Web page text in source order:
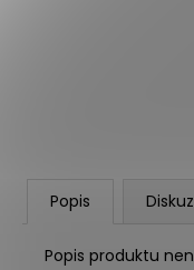
Popis
Popis produktu